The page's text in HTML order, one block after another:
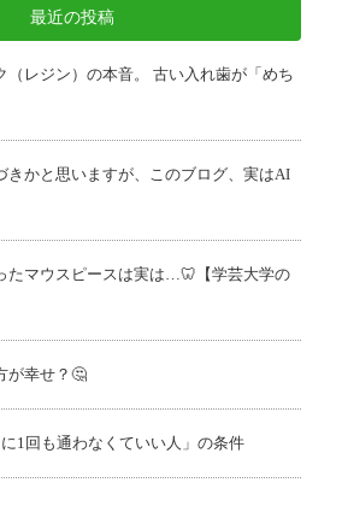
最近の投稿
（レジン）の本音。 古い入れ歯が「めち
きかと思いますが、このブログ、実はAI
たマウスピースは実は…🦷【学芸大学の
が幸せ？🤔
に1回も通わなくていい人」の条件